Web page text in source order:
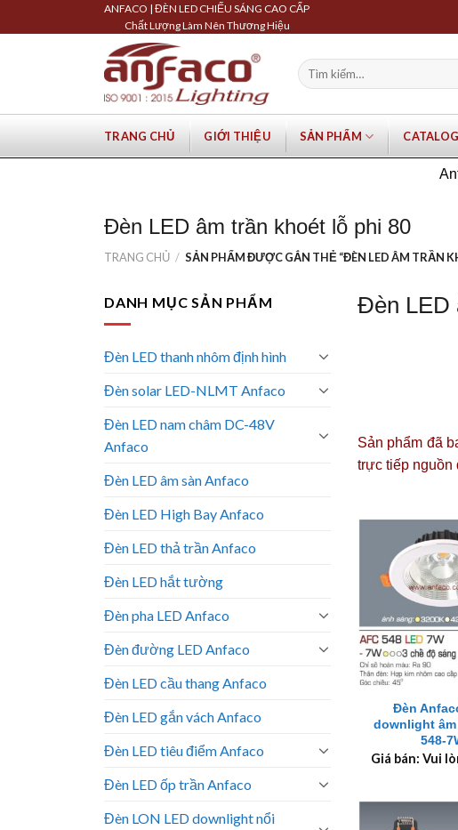
to
ANFACO | ĐÈN LED CHIẾU SÁNG CAO CẤP
Chất Lượng Làm Nên Thương Hiệu
Tìm
kiếm:
TRANG CHỦ GIỚI THIỆU SẢN PHẨM
Đèn LED âm trần khoét lỗ phi 80
TRANG CHỦ / SẢN PHẨM ĐƯỢC GẮN THẺ “ĐÈN LED ÂM TRẦN
DANH MỤC SẢN PHẨM
Đèn LED thanh nhôm định hình
Đèn solar LED-NLMT Anfaco
Đèn LED nam châm DC-48V
Anfaco
Đèn LED âm sàn Anfaco
Đèn LED High Bay Anfaco
Đèn LED thả trần Anfaco
Đèn LED hắt tường
Đèn pha LED Anfaco
Đèn đường LED Anfaco
Đèn LED cầu thang Anfaco
Đèn LED gắn vách Anfaco
Đèn LED tiêu điểm Anfaco
Đèn LED ốp trần Anfaco
Đèn LON LED downlight nổi
Đèn LED
Sản phẩm đã
trực tiếp nguồn
+
Đèn
downlight âm
548-
Giá bán: Vui